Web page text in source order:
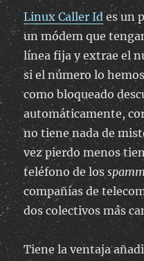
Linux Caller Ides un
un módem que
línea fija y extrae el
si el número lo
como bloqueado
automáticamente,
no tiene nada de
vez pierdo menos
teléfono de los
compañías de
dos colectivos más
Tiene la ventaja